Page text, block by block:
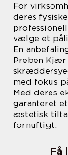
For
deres
vælge et
En
Preben
med fokus
Med deres
garanteret
æstetisk
fornuftigt.
Få